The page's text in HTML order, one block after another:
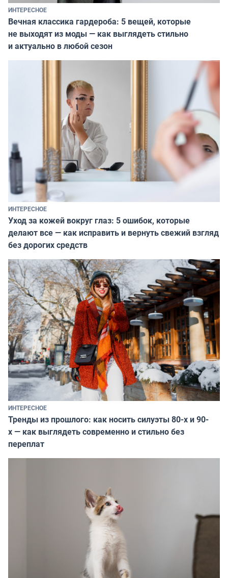
ИНТЕРЕСНОЕ
Вечная классика гардероба: 5 вещей, которые
не выходят из моды — как выглядеть стильно
и актуально в любой сезон
ИНТЕРЕСНОЕ
Уход за кожей вокруг глаз: 5 ошибок, которые
делают все — как исправить и вернуть свежий взгляд
без дорогих средств
ИНТЕРЕСНОЕ
Тренды из прошлого: как носить силуэты 80-х и 90-
х — как выглядеть современно и стильно без
переплат